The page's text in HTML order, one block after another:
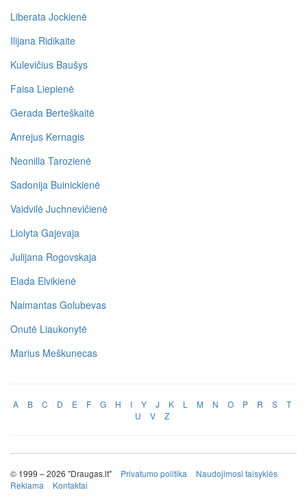
Liberata Jockienė
Ilijana Ridikaite
Kulevičius Baušys
Faisa Liepienė
Gerada Berteškaitė
Anrejus Kernagis
Neonilla Tarozienė
Sadonija Buinickienė
Vaidvilė Juchnevičienė
Liolyta Gajevaja
Julijana Rogovskaja
Elada Elvikienė
Naimantas Golubevas
Onutė Liaukonytė
Marius Meškunecas
A B C D E F G H I Y J K L M N O P R S
T
U
V Z
© 1999 – 2026 "Draugas.lt" Privatumo politika
Naudojimosi taisyklės
Reklama
Kontaktai